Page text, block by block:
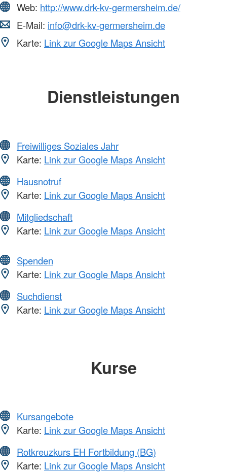
Web: http://www.drk-kv-germersheim.de/
E-Mail: info@drk-kv-germersheim.de
Karte: Link zur Google Maps Ansicht
Dienstleistungen
Freiwilliges Soziales Jahr
Karte: Link zur Google Maps Ansicht
Hausnotruf
Karte: Link zur Google Maps Ansicht
Mitgliedschaft
Karte: Link zur Google Maps Ansicht
Spenden
Karte: Link zur Google Maps Ansicht
Suchdienst
Karte: Link zur Google Maps Ansicht
Kurse
Kursangebote
Karte: Link zur Google Maps Ansicht
Rotkreuzkurs EH Fortbildung (BG)
Karte: Link zur Google Maps Ansicht